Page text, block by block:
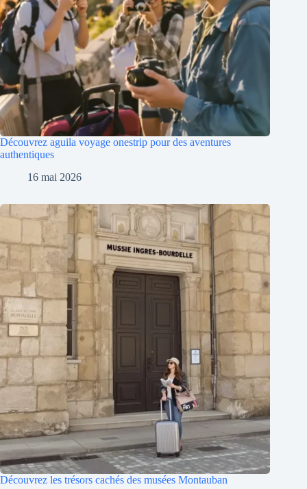
Découvrez aguila voyage onestrip pour des aventures
authentiques
16 mai 2026
Découvrez les trésors cachés des musées Montauban